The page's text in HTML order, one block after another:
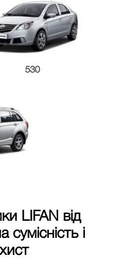
530
LIFANвід
і